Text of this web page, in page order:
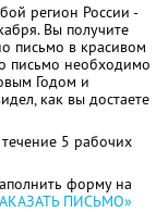
регион России -
Вы получите
письмо в красивом
письмо необходимо
Годом и
как вы достаете
5 рабочих
форму на
ПИСЬМО»